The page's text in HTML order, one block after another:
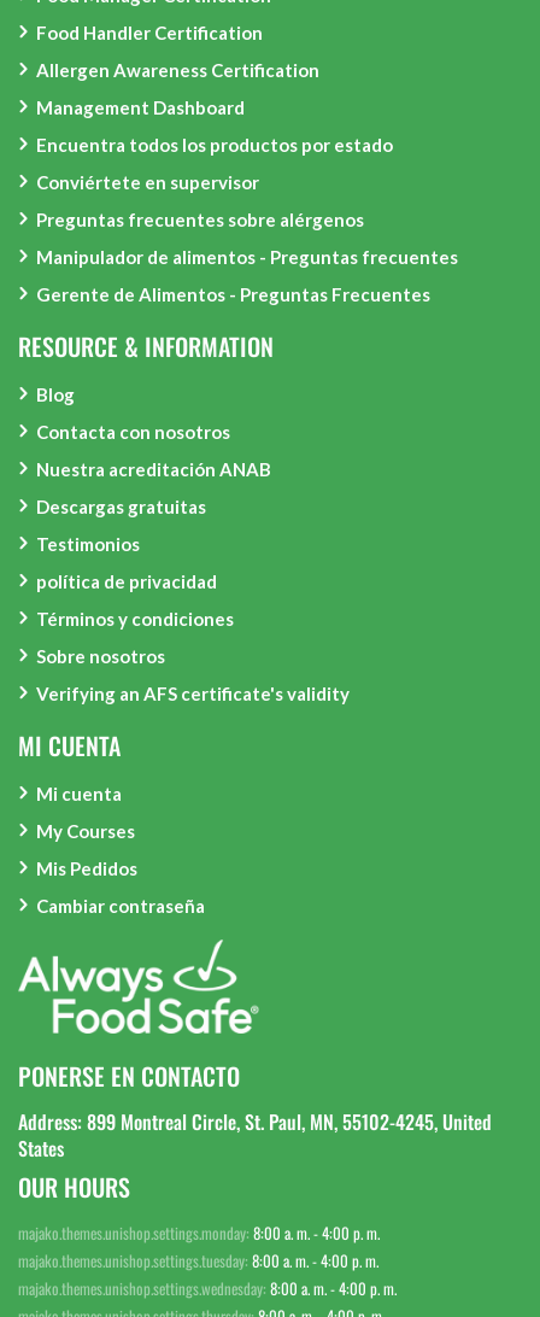
Food Handler Certification
Allergen Awareness Certification
Management Dashboard
Encuentra todos los productos por estado
Conviértete en supervisor
Preguntas frecuentes sobre alérgenos
Manipulador de alimentos - Preguntas frecuentes
Gerente de Alimentos - Preguntas Frecuentes
RESOURCE & INFORMATION
Blog
Contacta con nosotros
Nuestra acreditación ANAB
Descargas gratuitas
Testimonios
política de privacidad
Términos y condiciones
Sobre nosotros
Verifying an AFS certificate's validity
MI CUENTA
Mi cuenta
My Courses
Mis Pedidos
Cambiar contraseña
PONERSE EN CONTACTO
Address: 899 Montreal Circle, St. Paul, MN, 55102-4245, United
States
OUR HOURS
majako.themes.unishop.settings.monday: 8:00 a. m. - 4:00 p. m.
majako.themes.unishop.settings.tuesday: 8:00 a. m. - 4:00 p. m.
majako.themes.unishop.settings.wednesday: 8:00 a. m. - 4:00 p. m.